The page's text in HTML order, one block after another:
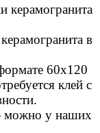
керамогранита
в
60х120
клей с
можно у наших